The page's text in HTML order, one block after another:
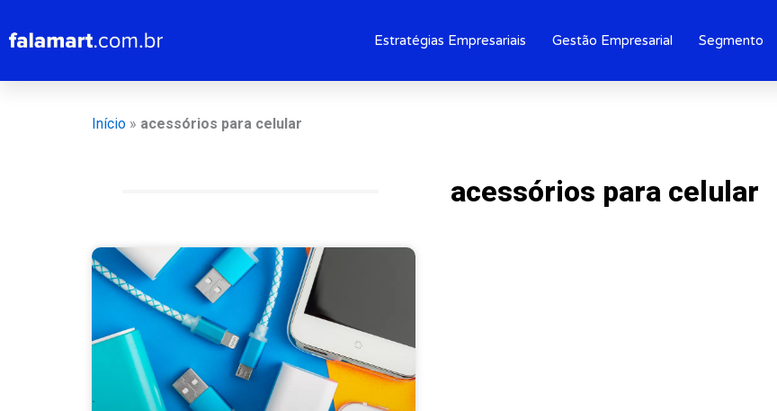
para
conteúdo
Estratégias Empresariais Gestão Empresarial Segmento
Início » acessórios para celular
acessórios para celular